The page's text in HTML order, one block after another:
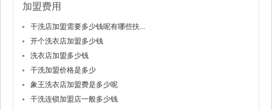
加盟费用
干洗店加盟需要多少钱呢有哪些扶...
开个洗衣店加盟多少钱
洗衣店加盟多少钱
干洗加盟价格是多少
象王洗衣店加盟费是多少呢
干洗连锁加盟店一般多少钱